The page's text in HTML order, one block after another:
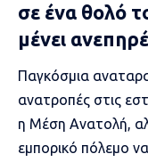
σε ένα θολό
μένει
Παγκόσμια
ανατροπές στις
η Μέση Ανατολή,
εμπορικό πόλεμο